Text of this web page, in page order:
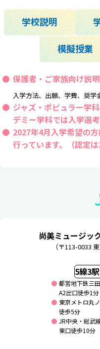
学校説明
模擬授業
保護者・ご家族向け説
入学方法、出願、学費、奨学
ジャズ・ポピュラー学
デミー学科では入学選
2027年4月入学希望の
行っています。（認定
尚美ミュージッ
（〒113-0033
5線3
都営地下鉄三
A2出口徒歩1分
東京メトロ丸
徒歩5分
JR中央・総武
東口徒歩10分